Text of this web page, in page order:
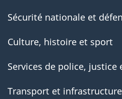
Sécurité nationale et
Culture, histoire et sport
Services de police, justice
Transport et infrastructure